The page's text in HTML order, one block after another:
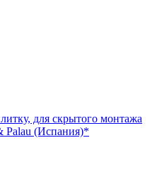
для скрытого монтажа
Palau (Испания)*